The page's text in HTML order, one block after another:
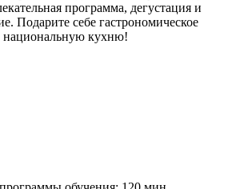
программа, дегустация и
Подарите себе гастрономическое
национальную кухню!